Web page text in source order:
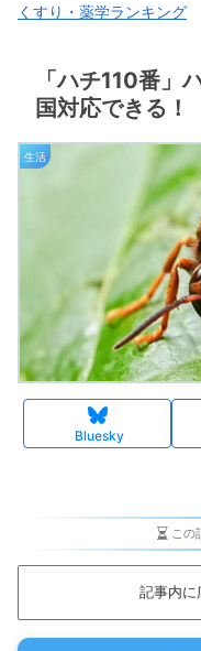
くすり・薬学ランキング
「ハチ110番」
国対応できる！
生活
Bluesky
この
記事内に